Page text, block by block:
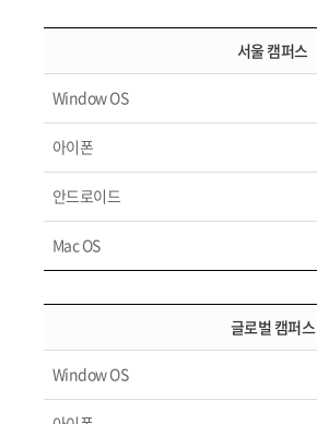
서울 캠퍼스
Window OS
아이폰
안드로이드
Mac OS
글로벌 캠퍼스
Window OS